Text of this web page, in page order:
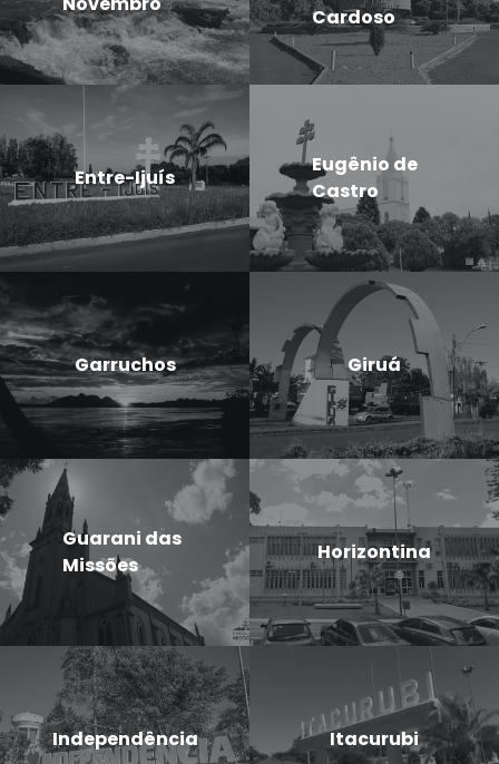
Cardoso
Entre-Ijuís
Eugênio de
Castro
Garruchos Giruá
Guarani das
Missões
Horizontina
Independência Itacurubi